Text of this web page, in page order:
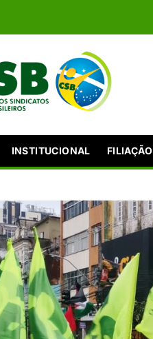
INSTITUCIONAL FILIAÇÃO